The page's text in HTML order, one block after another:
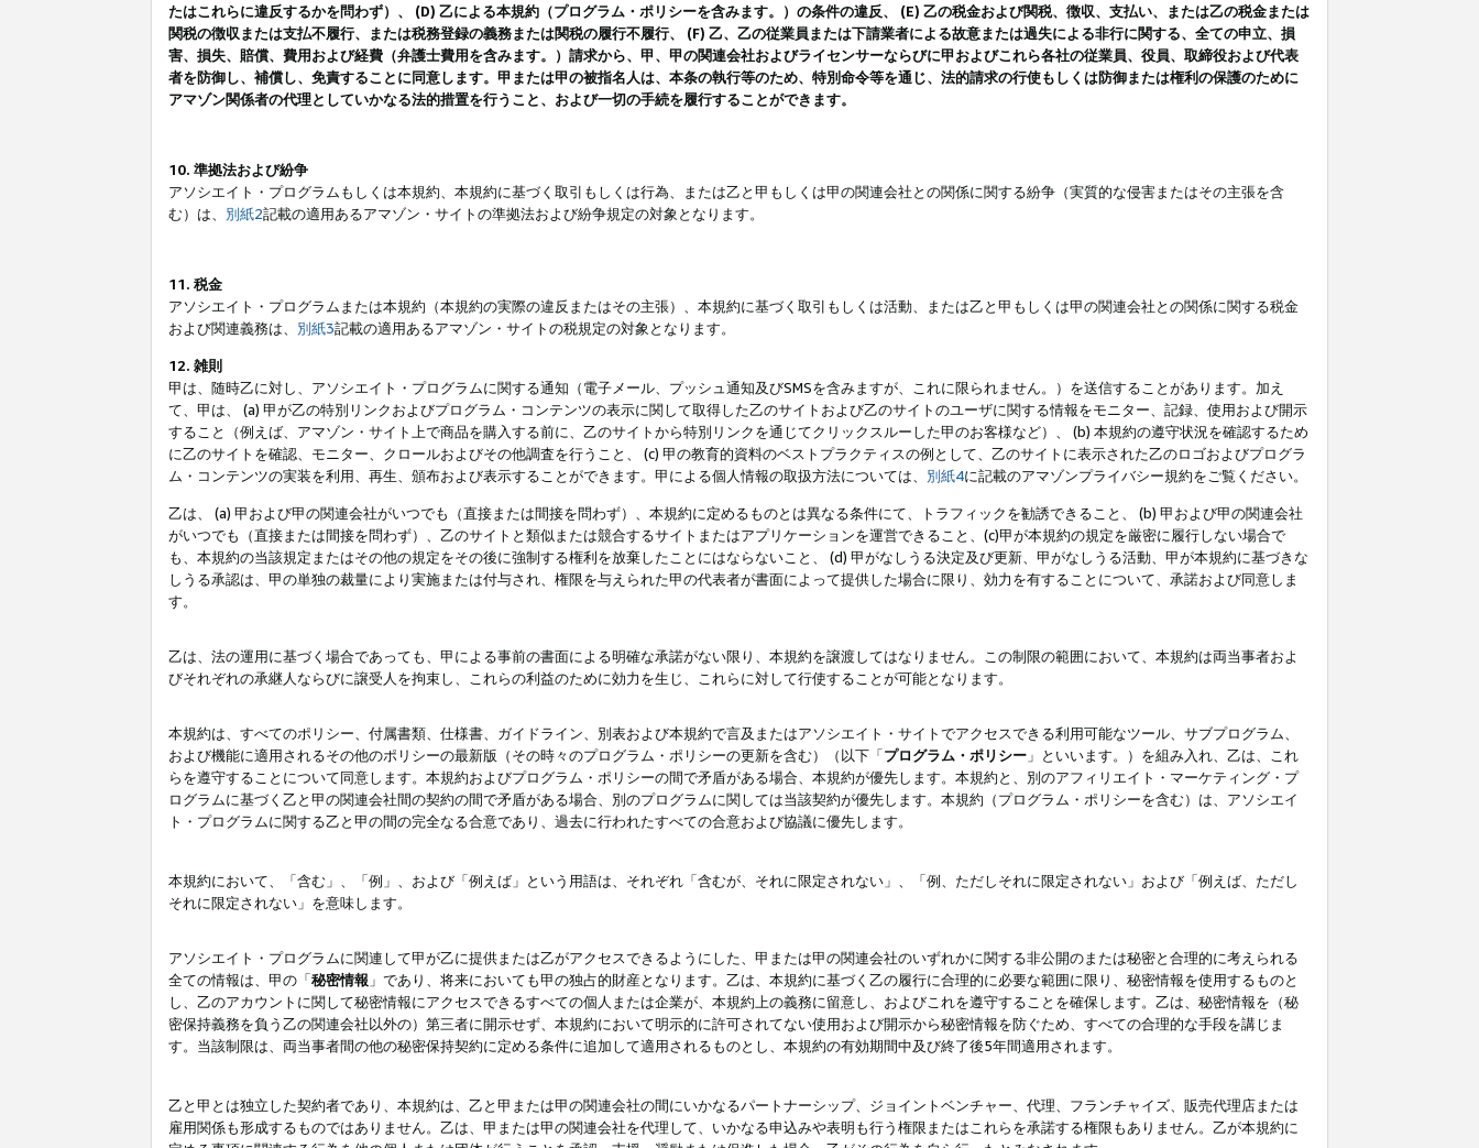
たはこれらに違反するかを問わず）、 (D) 乙による本規約（プログラム・ポリシーを含みます。）の条件の違反、 (E) 乙の税金および関税、徴収、支払い、または乙の税金または
関税の徴収または支払不履行、または税務登録の義務または関税の履行不履行、 (F) 乙、乙の従業員または下請業者による故意または過失による非行に関する、全ての申立、損
害、損失、賠償、費用および経費（弁護士費用を含みます。）請求から、甲、甲の関連会社およびライセンサーならびに甲およびこれら各社の従業員、役員、取締役および代表
者を防御し、補償し、免責することに同意します。甲または甲の被指名人は、本条の執行等のため、特別命令等を通じ、法的請求の行使もしくは防御または権利の保護のために
アマゾン関係者の代理としていかなる法的措置を行うこと、および一切の手続を履行することができます。
10. 準拠法および紛争
アソシエイト・プログラムもしくは本規約、本規約に基づく取引もしくは行為、または乙と甲もしくは甲の関連会社との関係に関する紛争（実質的な侵害またはその主張を含
む）は、 別紙2記載の適用あるアマゾン・サイトの準拠法および紛争規定の対象となります。
11. 税金
アソシエイト・プログラムまたは本規約（本規約の実際の違反またはその主張）、本規約に基づく取引もしくは活動、または乙と甲もしくは甲の関連会社との関係に関する税金
および関連義務は、 別紙3記載の適用あるアマゾン・サイトの税規定の対象となります。
12. 雑則
甲は、随時乙に対し、アソシエイト・プログラムに関する通知（電子メール、プッシュ通知及びSMSを含みますが、これに限られません。）を送信することがあります。加え
て、甲は、 (a) 甲が乙の特別リンクおよびプログラム・コンテンツの表示に関して取得した乙のサイトおよび乙のサイトのユーザに関する情報をモニター、記録、使用および開示
すること（例えば、アマゾン・サイト上で商品を購入する前に、乙のサイトから特別リンクを通じてクリックスルーした甲のお客様など）、 (b) 本規約の遵守状況を確認するため
に乙のサイトを確認、モニター、クロールおよびその他調査を行うこと、 (c) 甲の教育的資料のベストプラクティスの例として、乙のサイトに表示された乙のロゴおよびプログラ
ム・コンテンツの実装を利用、再生、頒布および表示することができます。甲による個人情報の取扱方法については、 別紙4に記載のアマゾンプライバシー規約をご覧ください。
乙は、 (a) 甲および甲の関連会社がいつでも（直接または間接を問わず）、本規約に定めるものとは異なる条件にて、トラフィックを勧誘できること、 (b) 甲および甲の関連会社
がいつでも（直接または間接を問わず）、乙のサイトと類似または競合するサイトまたはアプリケーションを運営できること、(c)甲が本規約の規定を厳密に履行しない場合で
も、本規約の当該規定またはその他の規定をその後に強制する権利を放棄したことにはならないこと、 (d) 甲がなしうる決定及び更新、甲がなしうる活動、甲が本規約に基づきな
しうる承認は、甲の単独の裁量により実施または付与され、権限を与えられた甲の代表者が書面によって提供した場合に限り、効力を有することについて、承諾および同意しま
す。
乙は、法の運用に基づく場合であっても、甲による事前の書面による明確な承諾がない限り、本規約を譲渡してはなりません。この制限の範囲において、本規約は両当事者およ
びそれぞれの承継人ならびに譲受人を拘束し、これらの利益のために効力を生じ、これらに対して行使することが可能となります。
本規約は、すべてのポリシー、付属書類、仕様書、ガイドライン、別表および本規約で言及またはアソシエイト・サイトでアクセスできる利用可能なツール、サブプログラム、
および機能に適用されるその他のポリシーの最新版（その時々のプログラム・ポリシーの更新を含む）（以下「プログラム・ポリシー 」といいます。）を組み入れ、乙は、これ
らを遵守することについて同意します。本規約およびプログラム・ポリシーの間で矛盾がある場合、本規約が優先します。本規約と、別のアフィリエイト・マーケティング・プ
ログラムに基づく乙と甲の関連会社間の契約の間で矛盾がある場合、別のプログラムに関しては当該契約が優先します。本規約（プログラム・ポリシーを含む）は、アソシエイ
ト・プログラムに関する乙と甲の間の完全なる合意であり、過去に行われたすべての合意および協議に優先します。
本規約において、「含む」、「例」、および「例えば」という用語は、それぞれ「含むが、それに限定されない」、「例、ただしそれに限定されない」および「例えば、ただし
それに限定されない」を意味します。
アソシエイト・プログラムに関連して甲が乙に提供または乙がアクセスできるようにした、甲または甲の関連会社のいずれかに関する非公開のまたは秘密と合理的に考えられる
全ての情報は、甲の「秘密情報 」であり、将来においても甲の独占的財産となります。乙は、本規約に基づく乙の履行に合理的に必要な範囲に限り、秘密情報を使用するものと
し、乙のアカウントに関して秘密情報にアクセスできるすべての個人または企業が、本規約上の義務に留意し、およびこれを遵守することを確保します。乙は、秘密情報を（秘
密保持義務を負う乙の関連会社以外の）第三者に開示せず、本規約において明示的に許可されてない使用および開示から秘密情報を防ぐため、すべての合理的な手段を講じま
す。当該制限は、両当事者間の他の秘密保持契約に定める条件に追加して適用されるものとし、本規約の有効期間中及び終了後5年間適用されます。
乙と甲とは独立した契約者であり、本規約は、乙と甲または甲の関連会社の間にいかなるパートナーシップ、ジョイントベンチャー、代理、フランチャイズ、販売代理店または
雇用関係も形成するものではありません。乙は、甲または甲の関連会社を代理して、いかなる申込みや表明も行う権限またはこれらを承諾する権限もありません。乙が本規約に